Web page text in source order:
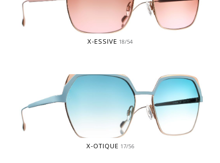
X-ESSIVE 18/54
X-OTIQUE 17/56